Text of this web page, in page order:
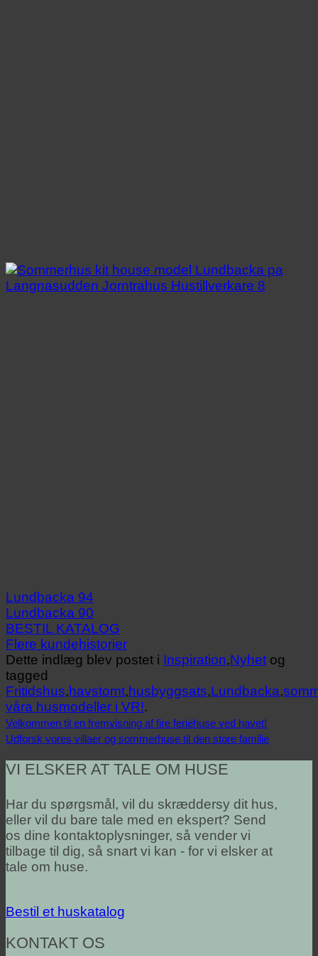
Lundbacka 94
Lundbacka 90
BESTIL KATALOG
Flere kundehistorier
Dette indlæg blev postet i Inspiration,Nyhet og
tagged
Fritidshus,havstomt,husbyggsats,Lundbacka,
våra husmodeller i VR!.
Velkommen til en fremvisning af fire feriehuse ved havet!
Udforsk vores villaer og sommerhuse til den store familie
VI ELSKER AT TALE OM HUSE
Har du spørgsmål, vil du skræddersy dit hus,
eller vil du bare tale med en ekspert? Send
os dine kontaktoplysninger, så vender vi
tilbage til dig, så snart vi kan - for vi elsker at
tale om huse.
Bestil et huskatalog
KONTAKT OS